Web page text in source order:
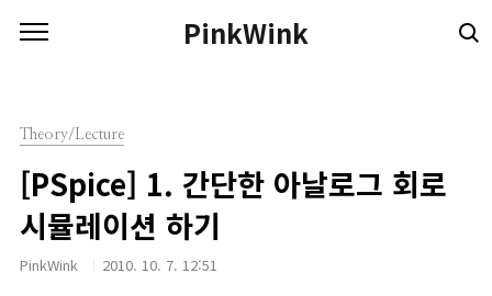
PinkWink
Theory/Lecture
[PSpice] 1. 간단한 아날로그 회로
시뮬레이션 하기
PinkWink 2010. 10. 7. 12:51